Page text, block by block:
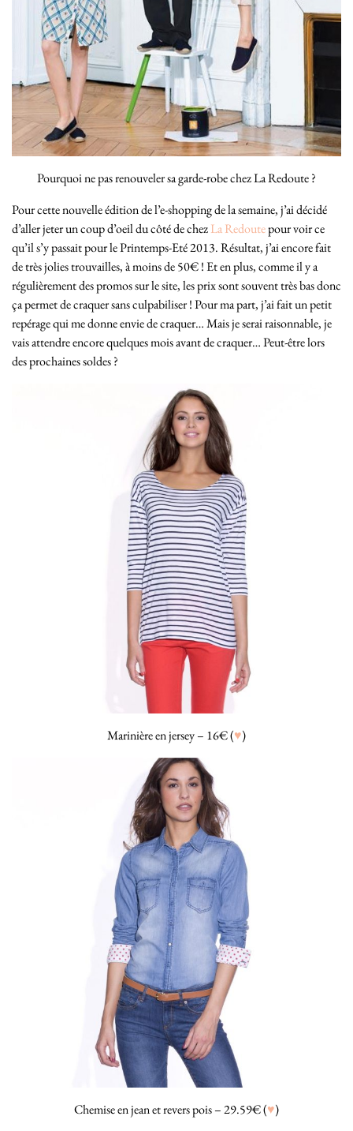
Pourquoi ne pas renouveler sa garde-robe chez La Redoute ?
Pour cette nouvelle édition de l’e-shopping de la semaine, j’ai décidé
d’aller jeter un coup d’oeil du côté de chezLa Redoutepour voir ce
qu’il s’y passait pour le Printemps-Eté 2013. Résultat, j’ai encore fait
de très jolies trouvailles, à moins de 50€ ! Et en plus, comme il y a
régulièrement des promos sur le site, les prix sont souvent très bas donc
ça permet de craquer sans culpabiliser ! Pour ma part, j’ai fait un petit
repérage qui me donne envie de craquer… Mais je serai raisonnable, je
vais attendre encore quelques mois avant de craquer… Peut-être lors
des prochaines soldes ?
Marinière en jersey – 16€ (♥)
Chemise en jean et revers pois – 29.59€ (♥)